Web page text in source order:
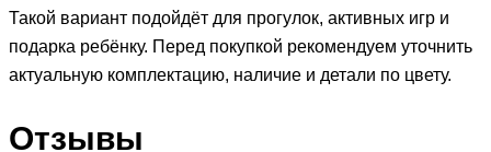
Такой вариант подойдёт для прогулок, активных игр и
подарка ребёнку. Перед покупкой рекомендуем уточнить
актуальную комплектацию, наличие и детали по цвету.
Отзывы